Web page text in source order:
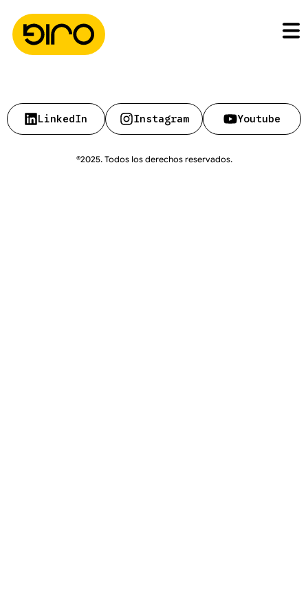
®2025. Todos los derechos reservados.
LinkedIn Instagram Youtube